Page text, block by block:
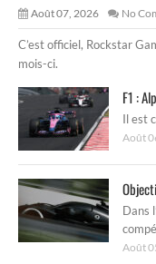
Août 07, 2026 No
C’est officiel, Rockstar
mois-ci.
F1 :
Il est
Août
Dans
Août